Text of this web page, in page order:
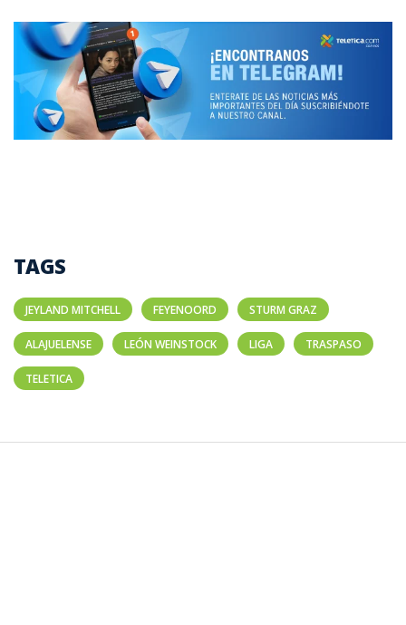
TAGS
JEYLAND MITCHELL FEYENOORD STURM GRAZ
ALAJUELENSE LEÓN WEINSTOCK LIGA TRASPASO
TELETICA